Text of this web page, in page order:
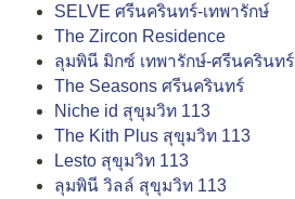
SELVE ศรีนครินทร์-เทพารักษ์
The Zircon Residence
ลุมพินี มิกซ์ เทพารักษ์-ศรีนครินทร์
The Seasons ศรีนครินทร์
Niche id สุขุมวิท 113
The Kith Plus สุขุมวิท 113
Lesto สุขุมวิท 113
ลุมพินี วิลล์ สุขุมวิท 113